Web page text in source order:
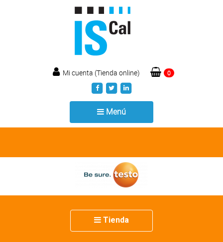
Mi cuenta (Tienda online) 0
Menú
navigation
Tienda
navigation